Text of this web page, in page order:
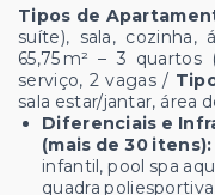
Tipos de
suíte), sala, cozinha,
65,75 m² – 3
serviço, 2 vagas /
sala estar/jantar, área
Diferenciais e
(mais de 30 itens):
infantil, pool spa
quadra